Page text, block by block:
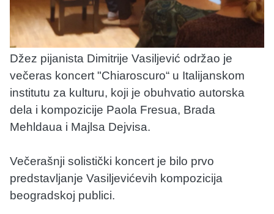
Džez pijanista Dimitrije Vasiljević održao je
večeras koncert "Chiaroscuro“ u Italijanskom
institutu za kulturu, koji je obuhvatio autorska
dela i kompozicije Paola Fresua, Brada
Mehldaua i Majlsa Dejvisa.
Večerašnji solistički koncert je bilo prvo
predstavljanje Vasiljevićevih kompozicija
beogradskoj publici.